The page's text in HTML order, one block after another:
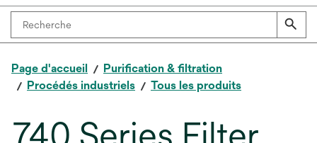
Page d'accueil
Purification & filtration
Procédés industriels
Tous les produits